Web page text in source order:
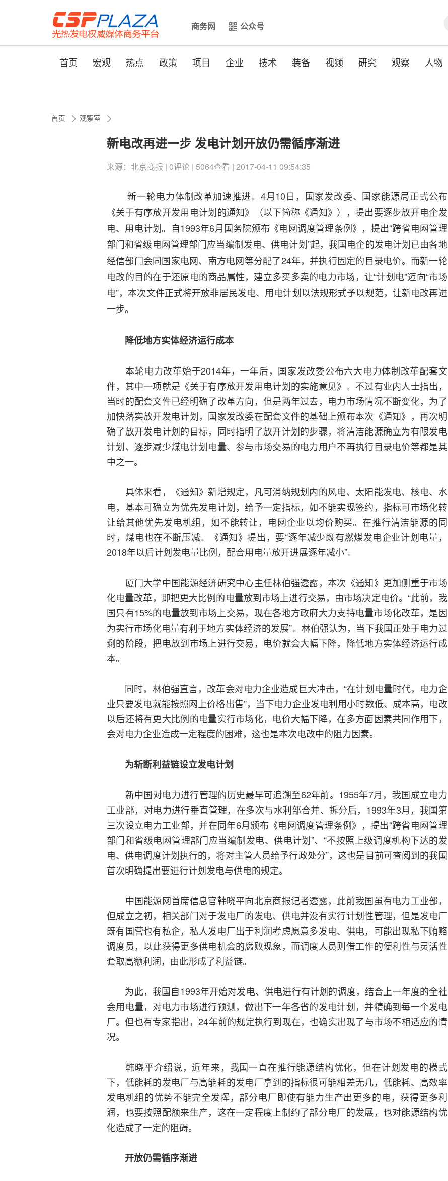
商务网 公众号
首页 宏观 热点 政策 项目 企业 技术 装备 视频 研究 观察 人物
首页 观察室
新电改再进一步 发电计划开放仍需循序渐进
来源：北京商报 | 0评论 | 5064查看 | 2017-04-11 09:54:35
新一轮电力体制改革加速推进。4月10日，国家发改委、国家能源局正式公布
《关于有序放开发用电计划的通知》（以下简称《通知》），提出要逐步放开电企发
电、用电计划。自1993年6月国务院颁布《电网调度管理条例》，提出“跨省电网管理
部门和省级电网管理部门应当编制发电、供电计划”起，我国电企的发电计划已由各地
经信部门会同国家电网、南方电网等分配了24年，并执行固定的目录电价。而新一轮
电改的目的在于还原电的商品属性，建立多买多卖的电力市场，让“计划电”迈向“市场
电”，本次文件正式将开放非居民发电、用电计划以法规形式予以规范，让新电改再进
一步。
降低地方实体经济运行成本
本轮电力改革始于2014年，一年后，国家发改委公布六大电力体制改革配套文
件，其中一项就是《关于有序放开发用电计划的实施意见》。不过有业内人士指出，
当时的配套文件已经明确了改革方向，但是两年过去，电力市场情况不断变化，为了
加快落实放开发电计划，国家发改委在配套文件的基础上颁布本次《通知》，再次明
确了放开发电计划的目标，同时指明了放开计划的步骤，将清洁能源确立为有限发电
计划、逐步减少煤电计划电量、参与市场交易的电力用户不再执行目录电价等都是其
中之一。
具体来看，《通知》新增规定，凡可消纳规划内的风电、太阳能发电、核电、水
电，基本可确立为优先发电计划，给予一定指标，如不能实现签约，指标可市场化转
让给其他优先发电机组，如不能转让，电网企业以均价购买。在推行清洁能源的同
时，煤电也在不断压减。《通知》提出，要“逐年减少既有燃煤发电企业计划电量，
2018年以后计划发电量比例，配合用电量放开进展逐年减小”。
厦门大学中国能源经济研究中心主任林伯强透露，本次《通知》更加侧重于市场
化电量改革，即把更大比例的电量放到市场上进行交易，由市场决定电价。“此前，我
国只有15%的电量放到市场上交易，现在各地方政府大力支持电量市场化改革，是因
为实行市场化电量有利于地方实体经济的发展”。林伯强认为，当下我国正处于电力过
剩的阶段，把电放到市场上进行交易，电价就会大幅下降，降低地方实体经济运行成
本。
同时，林伯强直言，改革会对电力企业造成巨大冲击，“在计划电量时代，电力企
业只要发电就能按照网上价格出售”，当下电力企业发电利用小时数低、成本高，电改
以后还将有更大比例的电量实行市场化，电价大幅下降，在多方面因素共同作用下，
会对电力企业造成一定程度的困难，这也是本次电改中的阻力因素。
为斩断利益链设立发电计划
新中国对电力进行管理的历史最早可追溯至62年前。1955年7月，我国成立电力
工业部，对电力进行垂直管理，在多次与水利部合并、拆分后，1993年3月，我国第
三次设立电力工业部，并在同年6月颁布《电网调度管理条例》，提出“跨省电网管理
部门和省级电网管理部门应当编制发电、供电计划”、“不按照上级调度机构下达的发
电、供电调度计划执行的，将对主管人员给予行政处分”，这也是目前可查阅到的我国
首次明确提出要进行计划发电与供电的规定。
中国能源网首席信息官韩晓平向北京商报记者透露，此前我国虽有电力工业部，
但成立之初，相关部门对于发电厂的发电、供电并没有实行计划性管理，但是发电厂
既有国营也有私企，私人发电厂出于利润考虑愿意多发电、供电，可能出现私下贿赂
调度员，以此获得更多供电机会的腐败现象，而调度人员则借工作的便利性与灵活性
套取高额利润，由此形成了利益链。
为此，我国自1993年开始对发电、供电进行有计划的调度，结合上一年度的全社
会用电量，对电力市场进行预测，做出下一年各省的发电计划，并精确到每一个发电
厂。但也有专家指出，24年前的规定执行到现在，也确实出现了与市场不相适应的情
况。
韩晓平介绍说，近年来，我国一直在推行能源结构优化，但在计划发电的模式
下，低能耗的发电厂与高能耗的发电厂拿到的指标很可能相差无几，低能耗、高效率
发电机组的优势不能完全发挥，部分电厂即使有能力生产出更多的电，获得更多利
润，也要按照配额来生产，这在一定程度上制约了部分电厂的发展，也对能源结构优
化造成了一定的阻碍。
开放仍需循序渐进